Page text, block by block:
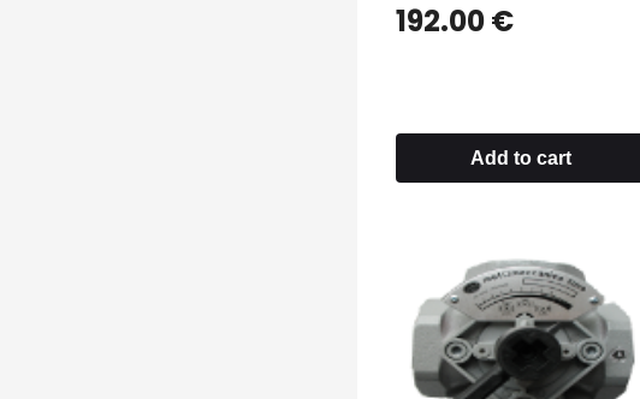
192.00€
Add to cart